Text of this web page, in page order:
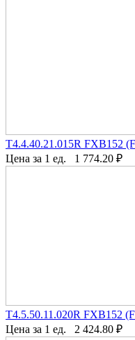
T4.4.40.21.015R FXB152
Цена за 1 ед.
1 774.20 ₽
T4.5.50.11.020R FXB152
Цена за 1 ед.
2 424.80 ₽